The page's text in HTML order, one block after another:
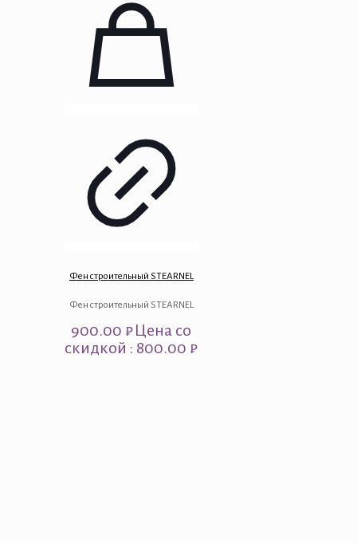
Фен строительный STEARNEL
Фен строительный STEARNEL
900.00₽Цена со
скидкой : 800.00 ₽